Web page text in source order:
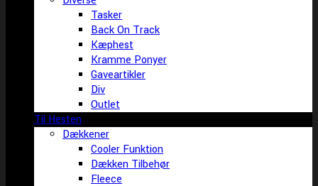
Tasker
Back On Track
Kæphest
Kramme Ponyer
Gaveartikler
Div
Outlet
Til Hesten
Dækkener
Cooler Funktion
Dækken Tilbehør
Fleece